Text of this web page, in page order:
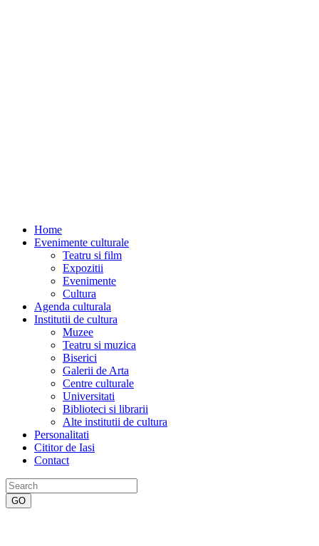
Home
Evenimente culturale
Teatru si film
Expozitii
Evenimente
Cultura
Agenda culturala
Institutii de cultura
Muzee
Teatru si muzica
Biserici
Galerii de Arta
Centre culturale
Universitati
Biblioteci si librarii
Alte institutii de cultura
Personalitati
Cititor de Iasi
Contact